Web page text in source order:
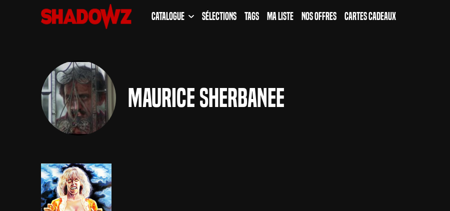
Catalogue Sélections Tags Ma Liste Nos Offres Cartes Cadeaux
Maurice Sherbanee